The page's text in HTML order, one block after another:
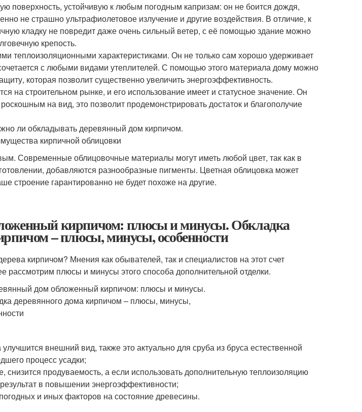
поверхность, устойчивую к любым погодным капризам: он не боится дождя,
не страшно ультрафиолетовое излучение и другие воздействия. В отличие, к
кладку не повредит даже очень сильный ветер, с её помощью здание можно
крепость.
теплоизоляционными характеристиками. Он не только сам хорошо удерживает
с любыми видами утеплителей. С помощью этого материала дому можно
которая позволит существенно увеличить энергоэффективность.
на строительном рынке, и его использование имеет и статусное значение. Он
на вид, это позволит продемонстрировать достаток и благополучие
Современные облицовочные материалы могут иметь любой цвет, так как в
добавляются разнообразные пигменты. Цветная облицовка может
строение гарантированно не будет похоже на другие.
кирпичом: плюсы и минусы. Обкладка
– плюсы, минусы, особенности
кирпичом? Мнения как обывателей, так и специалистов на этот счет
рассмотрим плюсы и минусы этого способа дополнительной отделки.
внешний вид, также это актуально для сруба из бруса естественной
процесс усадки;
снизится продуваемость, а если использовать дополнительную теплоизоляцию
в повышении энергоэффективности;
и иных факторов на состояние древесины.